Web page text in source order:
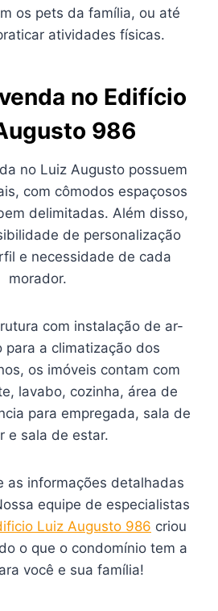
os pets da família, ou até
atividades físicas.
no Edifício
986
no Luiz Augusto possuem
com cômodos espaçosos
delimitadas. Além disso,
de personalização
e necessidade de cada
morador.
com instalação de ar-
para a climatização dos
os imóveis contam com
lavabo, cozinha, área de
para empregada, sala de
e sala de estar.
as informações detalhadas
equipe de especialistas
Luiz Augusto 986 criou
o que o condomínio tem a
você e sua família!